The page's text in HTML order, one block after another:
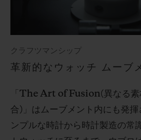
クラフツマンシップ
革新的なウォッチ ムーブ
The Art of Fusion(異なる
合) 」はムーブメント内にも発
ンプルな時計から時計製造の常